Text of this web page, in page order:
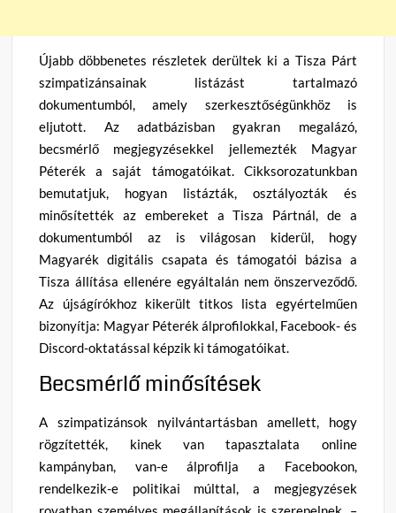
Újabb döbbenetes részletek derültek ki a Tisza Párt
szimpatizánsainak listázást tartalmazó
dokumentumból, amely szerkesztőségünkhöz is
eljutott. Az adatbázisban gyakran megalázó,
becsmérlő megjegyzésekkel jellemezték Magyar
Péterék a saját támogatóikat. Cikksorozatunkban
bemutatjuk, hogyan listázták, osztályozták és
minősítették az embereket a Tisza Pártnál, de a
dokumentumból az is világosan kiderül, hogy
Magyarék digitális csapata és támogatói bázisa a
Tisza állítása ellenére egyáltalán nem önszerveződő.
Az újságírókhoz kikerült titkos lista egyértelműen
bizonyítja: Magyar Péterék álprofilokkal, Facebook- és
Discord-oktatással képzik ki támogatóikat.
Becsmérlő minősítések
A szimpatizánsok nyilvántartásban amellett, hogy
rögzítették, kinek van tapasztalata online
kampányban, van-e álprofilja a Facebookon,
rendelkezik-e politikai múlttal, a megjegyzések